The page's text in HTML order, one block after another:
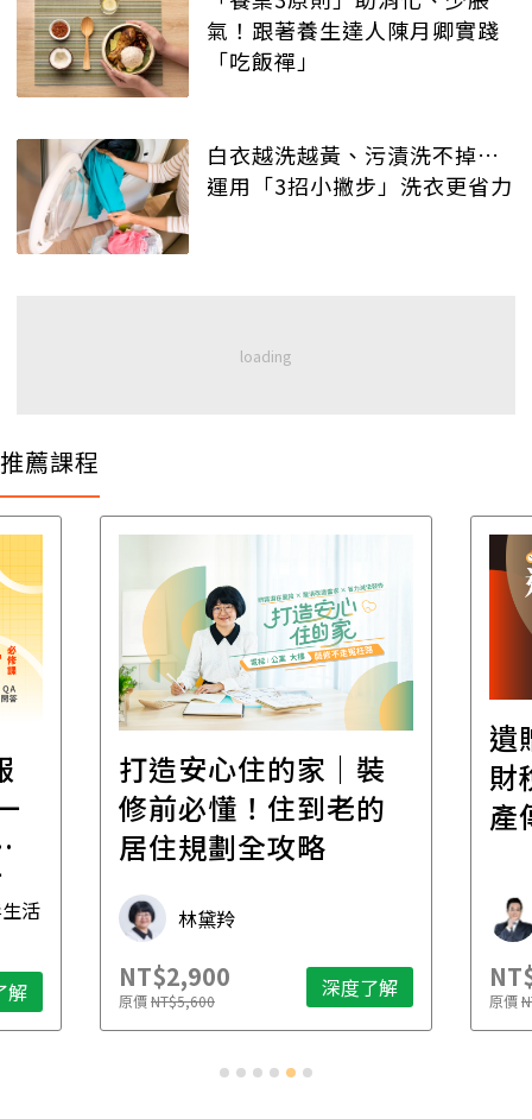
氣！跟著養生達人陳月卿實踐
「吃飯禪」
白衣越洗越黃、污漬洗不掉…
運用「3招小撇步」洗衣更省力
推薦課程
活
解
打造安心住的家｜裝
修前必懂！住到老的
居住規劃全攻略
林黛羚
NT$2,900
原價NT$5,600 深度了解
遺
財
產
原價